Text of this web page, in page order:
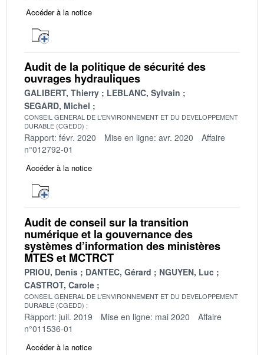
Accéder à la notice
Audit de la politique de sécurité des
ouvrages hydrauliques
GALIBERT, Thierry
LEBLANC, Sylvain
SEGARD, Michel
CONSEIL GENERAL DE L'ENVIRONNEMENT ET DU DEVELOPPEMENT
DURABLE (CGEDD)
Rapport: févr. 2020 Mise en ligne: avr. 2020
Affaire
n°012792-01
Accéder à la notice
Audit de conseil sur la transition
numérique et la gouvernance des
systèmes d’information des ministères
MTES et MCTRCT
PRIOU, Denis DANTEC, Gérard
NGUYEN, Luc
CASTROT, Carole
CONSEIL GENERAL DE L'ENVIRONNEMENT ET DU DEVELOPPEMENT
DURABLE (CGEDD)
Rapport: juil. 2019 Mise en ligne: mai 2020
Affaire
n°011536-01
Accéder à la notice